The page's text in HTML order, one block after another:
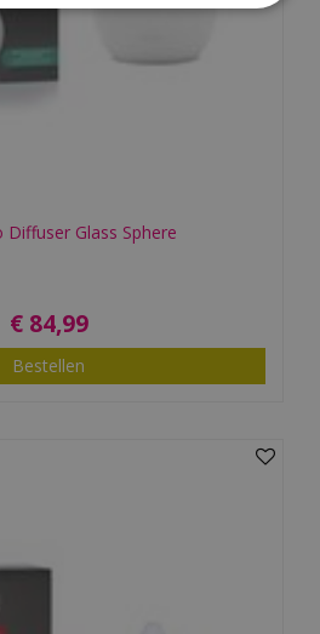
Diffuser Glass Sphere
€ 84,99
Bestellen